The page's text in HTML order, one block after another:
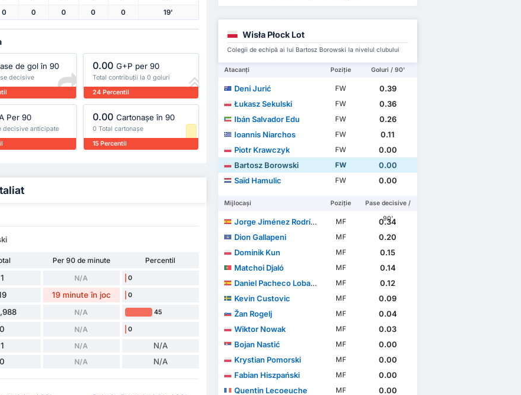
0 0 0 0 0 19'
de gol în 90
decisive
0.00 G+P per 90
Total contribuții la 0 goluri
24 Percentil
Per 90
decisive anticipate
0.00 Cartonașe în 90
0 Total cartonașe
15 Percentil
Per 90 de minute
Percentil
1 N/A 0
19 minute în joc 0
N/A 45
0 N/A 0
1 N/A N/A
0 N/A N/A
Wisła Płock Lot
Colegii de echipă ai lui Bartosz Borowski la nivelul clubului
Atacanți Poziție Goluri / 90'
Deni Jurić FW
0.39
Łukasz Sekulski
FW
0.36
Ibán Salvador Edu
FW
0.26
Ioannis Niarchos
FW
0.11
Piotr Krawczyk
FW
0.00
Bartosz Borowski
FW
0.00
Saïd Hamulic
FW 0.00
Mijlocași Poziție
Pase decisive /
90'
Jorge Jiménez Rodríguez MF
0.34
Dion Gallapeni
MF
0.20
Dominik Kun
MF
0.15
Matchoi Djaló
MF
0.14
Daniel Pacheco Lobato
MF
0.12
Kevin Custovic
MF
0.09
Žan Rogelj
MF
0.04
Wiktor Nowak
MF
0.03
Bojan Nastić
MF
0.00
Krystian Pomorski
MF
0.00
Fabian Hiszpański
MF
0.00
Quentin Lecoeuche
MF
0.00